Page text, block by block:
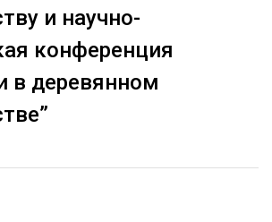
ПЛИТ
и научно-
конференция
в деревянном